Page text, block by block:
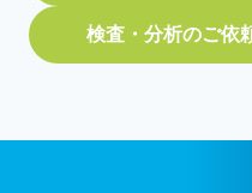
検査・分析のご依